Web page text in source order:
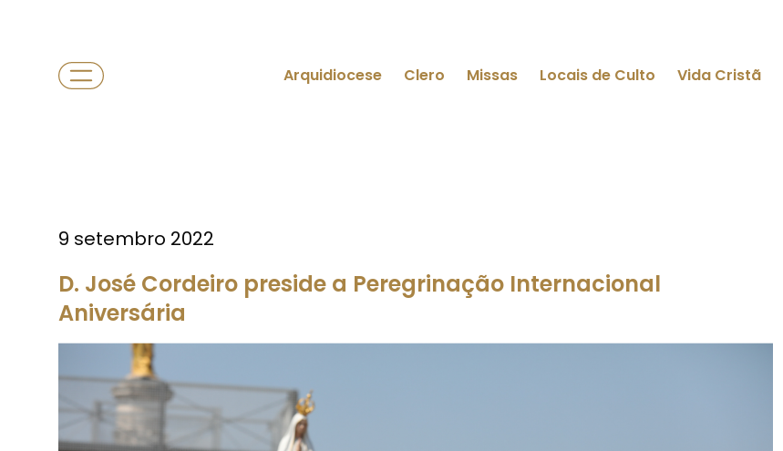
Arquidiocese Clero Missas Locais de Culto Vida Cristã
9 setembro 2022
D. José Cordeiro preside a Peregrinação Internacional
Aniversária